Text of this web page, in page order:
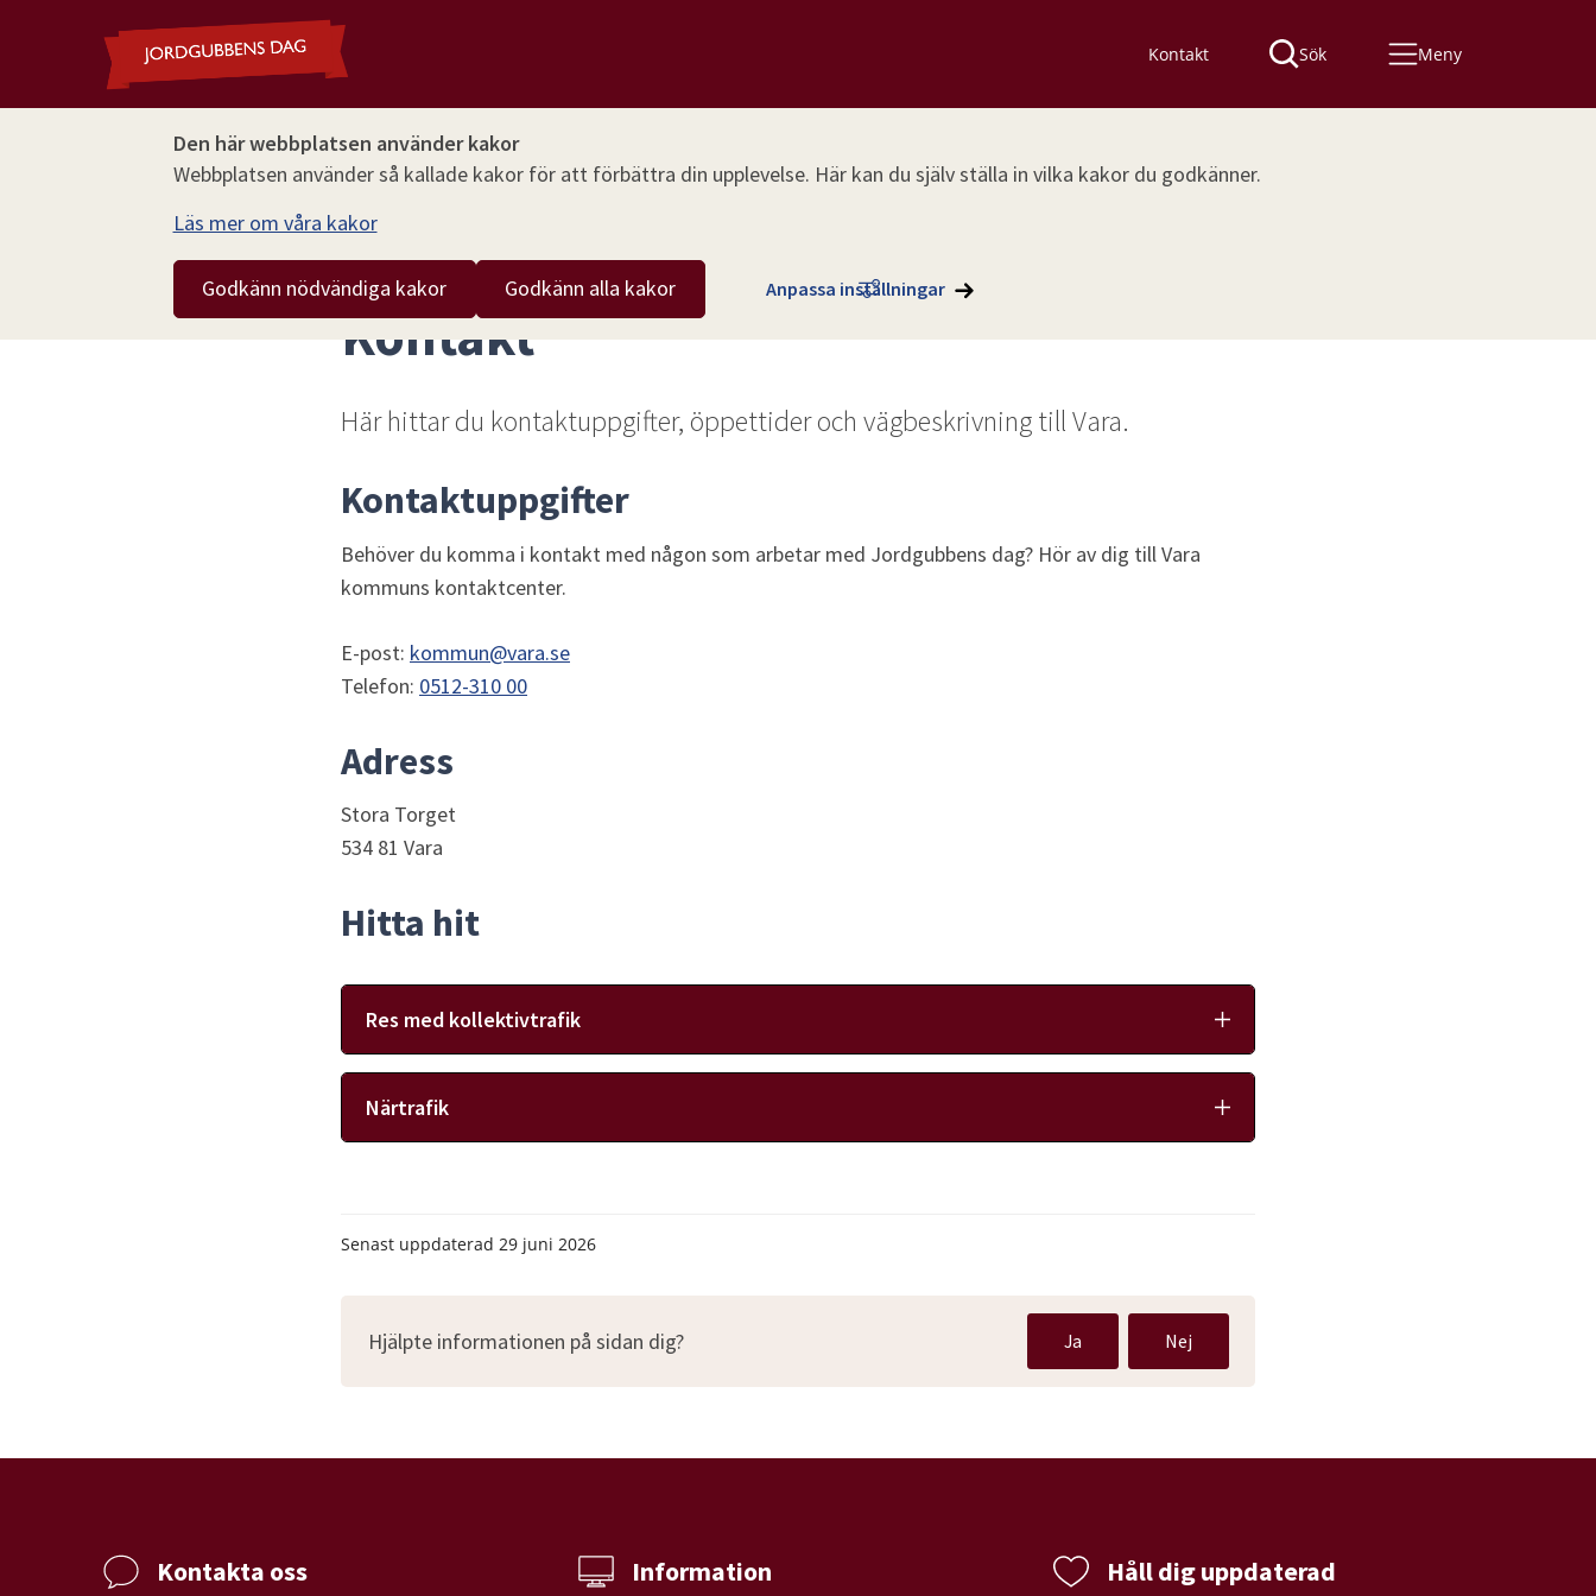
Den här webbplatsen använder kakor
Webbplatsen använder så kallade kakor för att förbättra din upplevelse. Här kan du själv ställa in vilka kakor du godkänner.
Läs mer om våra kakor
Godkänn nödvändiga kakor Godkänn alla kakor Anpassa inställningar
Kontakt Sök Meny
Jordgubbens dag
Kontakt
Här hittar du kontaktuppgifter, öppettider och vägbeskrivning till Vara.
Kontaktuppgifter
Behöver du komma i kontakt med någon som arbetar med Jordgubbens dag? Hör av dig till Vara
kommuns kontaktcenter.
E-post: kommun@vara.se
Telefon: 0512-310 00
Adress
Stora Torget
534 81 Vara
Hitta hit
Res med kollektivtrafik
Närtrafik
Senast uppdaterad 29 juni 2026
Hjälpte informationen på sidan dig? Ja Nej
Kontakta oss Information Håll dig uppdaterad